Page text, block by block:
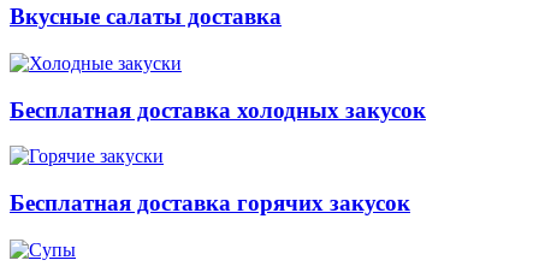
Вкусные салаты доставка
Бесплатная доставка холодных закусок
Бесплатная доставка горячих закусок